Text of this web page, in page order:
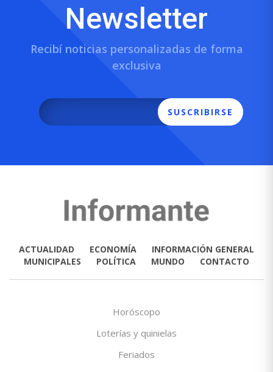
Newsletter
Recibí noticias personalizadas de forma
exclusiva
SUSCRIBIRSE
ACTUALIDAD ECONOMÍA
INFORMACIÓN GENERAL
MUNICIPALES
POLÍTICA MUNDO CONTACTO
Horóscopo
Loterías y quinielas
Feriados